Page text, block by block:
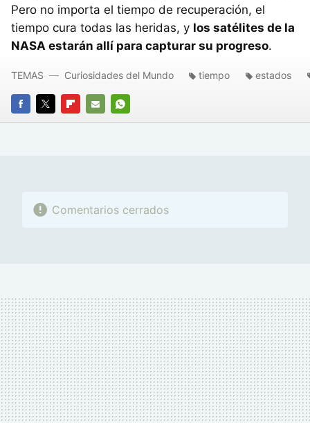
Pero no importa el tiempo de recuperación, el
tiempo cura todas las heridas, y los satélites de la
NASA estarán allí para capturar su progreso.
FACEBOOK
TWITTERFLIPBOARD
E-
WHATSAPP
TEMAS Curiosidades del Mundo tiempo estados
Comentarios cerrados